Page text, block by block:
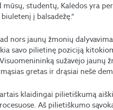
mūsų, studentų, Kalėdos yra
į balsadėžę.“
nors jaunų žmonių
savo pilietinę poziciją
sužavėjo jaunų
gretas ir drąsiai nešė
klaidingai pilietiškumą
Aš pilietiškumo